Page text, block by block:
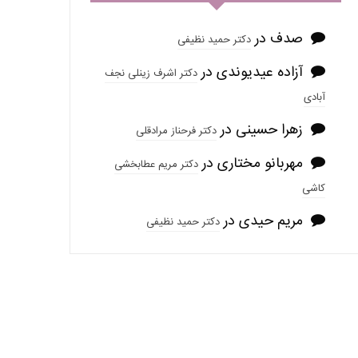
صدف دردکتر حمید نظیفی
آزاده عیدیوندی دردکتر اشرف زینلی نجف
آبادی
زهرا حسینی دردکتر فرحناز مرادقلی
مهربانو مختاری دردکتر مریم عطابخشی
کاشی
مریم حیدی دردکتر حمید نظیفی